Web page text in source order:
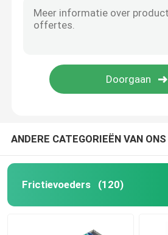
Automatische nummermachine
ANDERE CATEGORIEËN VAN ONS
Frictievoeders (120)